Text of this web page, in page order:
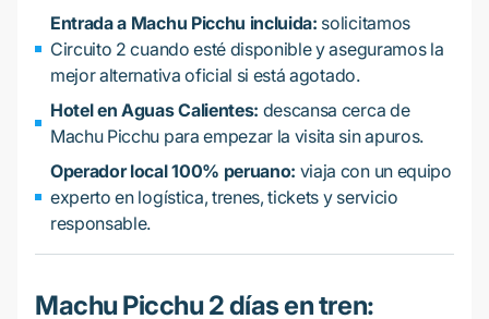
Entrada a Machu Picchu incluida: solicitamos
Circuito 2 cuando esté disponible y aseguramos la
mejor alternativa oficial si está agotado.
Hotel en Aguas Calientes: descansa cerca de
Machu Picchu para empezar la visita sin apuros.
Operador local 100% peruano: viaja con un equipo
experto en logística, trenes, tickets y servicio
responsable.
Machu Picchu 2 días en tren: